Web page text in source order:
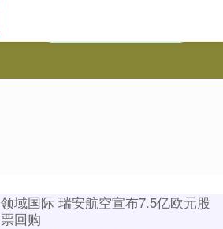
领域国际 瑞安航空宣布7.5亿欧元股
票回购